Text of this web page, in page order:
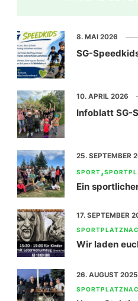
SG-
8. MAI 2026
Infoblatt SG-
10. APRIL 2026
SPORT
Ein
25. SEPTEMBER
Wir laden
17. SEPTEMBER
26. AUGUST 2025